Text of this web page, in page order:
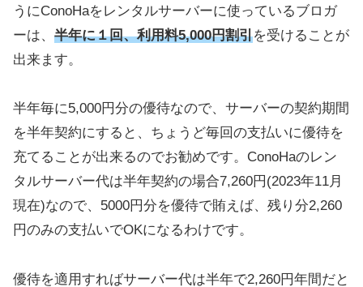
うにConoHaをレンタルサーバーに使っているブロガ
ーは、 半年に１回、利用料5,000円割引を受けることが
出来ます。
半年毎に5,000円分の優待なので、サーバーの契約期間
を半年契約にすると、ちょうど毎回の支払いに優待を
充てることが出来るのでお勧めです。ConoHaのレン
タルサーバー代は半年契約の場合7,260円(2023年11月
現在)なので、5000円分を優待で賄えば、残り分2,260
円のみの支払いでOKになるわけです。
優待を適用すればサーバー代は半年で2,260円年間だと